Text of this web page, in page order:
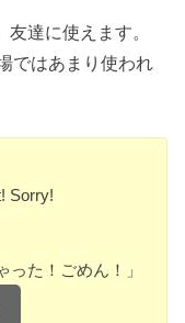
友達に使えます。
ではあまり使われ
Sorry!
った！ごめん！」